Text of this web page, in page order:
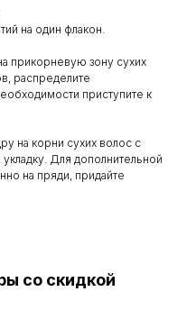
на один флакон.
прикорневую зону сухих
распределите
приступите к
на корни сухих волос с
Для дополнительной
на пряди, придайте
со скидкой